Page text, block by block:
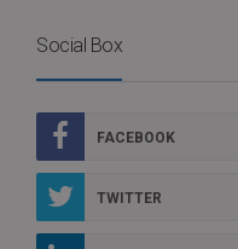
Social Box
FACEBOOK
TWITTER